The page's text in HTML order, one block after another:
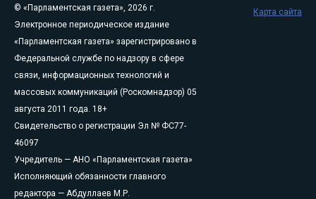
© «Парламентская газета», 2026 г.
Электронное периодическое издание
«Парламентская газета» зарегистрировано в
Федеральной службе по надзору в сфере
связи, информационных технологий и
массовых коммуникаций (Роскомнадзор) 05
августа 2011 года. 18+
Свидетельство о регистрации Эл № ФС77-
46097
Учредитель — АНО «Парламентская газета»
Исполняющий обязанности главного
редактора — Абдуллаев М.Р.
Карта сайта